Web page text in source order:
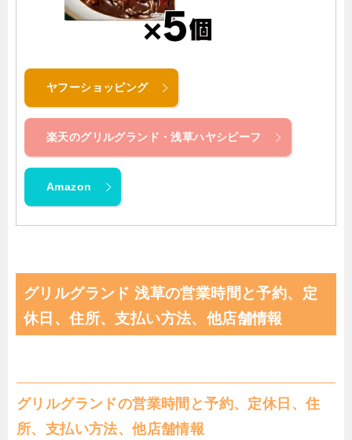
ヤフーショッピング
楽天のグリルグランド・浅草ハヤシビーフ
Amazon
グリルグランド 浅草の営業時間と予約、定
休日、住所、支払い方法、他店舗情報
グリルグランドの営業時間と予約、定休日、住
所、支払い方法、他店舗情報